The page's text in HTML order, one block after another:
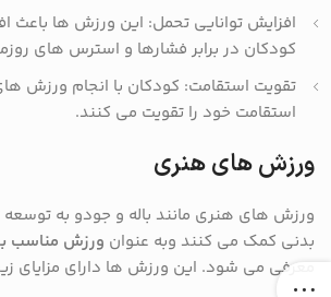
افزایش توانایی تحمل: این ورزش ها باعث
کودکان در برابر فشارها و استرس های
تقویت استقامت: کودکان با انجام ورزش
استقامت خود را تقویت می کنند.
ورزش های هنری
ورزش های هنری مانند باله و جودو به
بدنی کمک می کنند وبه عنوان ورزش مناسب
معرفی می شود. این ورزش ها دارای مزایای